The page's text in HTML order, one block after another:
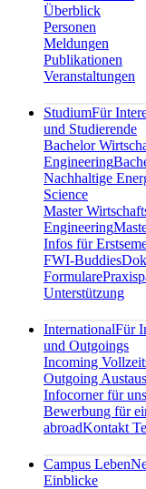
Überblick
Personen
Meldungen
Publikationen
Veranstaltungen
StudiumFür
und Studierende
Bachelor
Engineering
Nachhaltige
Science
Master
Engineering
Infos für
FWI-Buddies
Formulare
Unterstützung
InternationalFür
und Outgoings
Incoming
Outgoing
Infocorner für
Bewerbung für
abroadKontakt
Campus Leben
Einblicke